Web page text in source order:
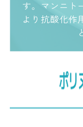
す。マンニト
より抗酸化作